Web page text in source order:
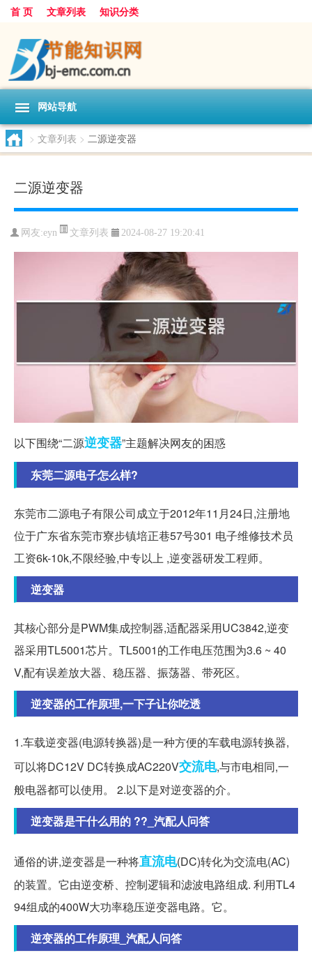
首 页 文章列表 知识分类
网站导航
> 文章列表 > 二源逆变器
二源逆变器
网友:eyn 文章列表 2024-08-27 19:20:41
以下围绕“二源逆变器”主题解决网友的困惑
东莞二源电子怎么样?
东莞市二源电子有限公司成立于2012年11月24日,注册地
位于广东省东莞市寮步镇培正巷57号301 电子维修技术员
工资6k-10k,不限经验,中专以上 ,逆变器研发工程师。
逆变器
其核心部分是PWM集成控制器,适配器采用UC3842,逆变
器采用TL5001芯片。TL5001的工作电压范围为3.6 ~ 40
V,配有误差放大器、稳压器、振荡器、带死区。
逆变器的工作原理,一下子让你吃透
1.车载逆变器(电源转换器)是一种方便的车载电源转换器,
可以将DC12V DC转换成AC220V交流电,与市电相同,一
般电器都可以使用。 2.以下是对逆变器的介。
逆变器是干什么用的 ??_汽配人问答
通俗的讲,逆变器是一种将直流电(DC)转化为交流电(AC)
的装置。它由逆变桥、控制逻辑和滤波电路组成. 利用TL4
94组成的400W大功率稳压逆变器电路。它。
逆变器的工作原理_汽配人问答